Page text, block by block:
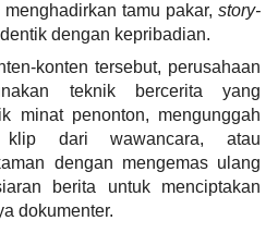
tamu pakar, story-
dengan kepribadian.
konten tersebut, perusahaan
teknik bercerita yang
minat penonton, mengunggah
dari wawancara, atau
dengan mengemas ulang
berita untuk menciptakan
dokumenter.